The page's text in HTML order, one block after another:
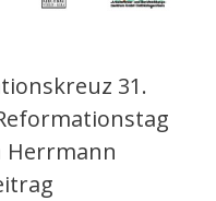
31.
Herrmann